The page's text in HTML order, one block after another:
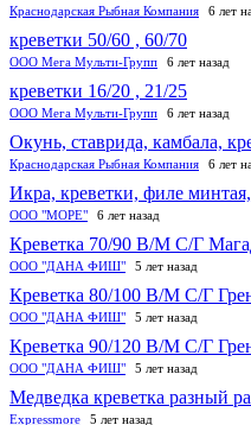
Краснодарская Рыбная Компания 6 лет
креветки 50/60 , 60/70
ООО Мега Мульти-Групп 6 лет назад
креветки 16/20 , 21/25
ООО Мега Мульти-Групп 6 лет назад
Окунь, ставрида, камбала,
Краснодарская Рыбная Компания 6 лет
Икра, креветки, филе минтая,
ООО "МОРЕ" 6 лет назад
Креветка 70/90 В/М С/Г
ООО "ДАНА ФИШ" 5 лет назад
Креветка 80/100 В/М С/Г
ООО "ДАНА ФИШ" 5 лет назад
Креветка 90/120 В/М С/Г
ООО "ДАНА ФИШ" 5 лет назад
Медведка креветка разный
Expressmore 5 лет назад